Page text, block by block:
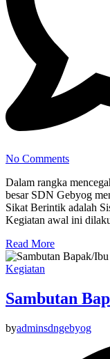
No Comments
Dalam rangka
besar SDN Gebyog
Sikat Berintik adalah
Kegiatan awal ini
Read More
Kegiatan
Sambutan
byadminsdngebyog